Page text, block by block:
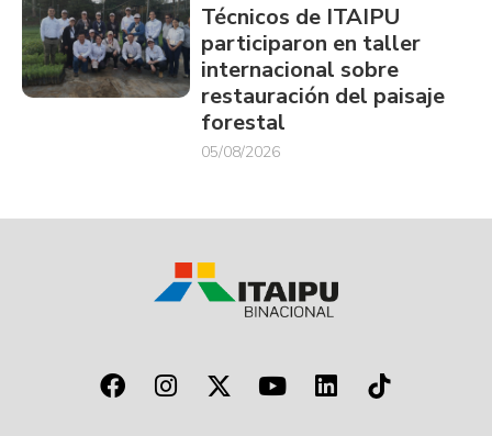
Técnicos de ITAIPU
participaron en taller
internacional sobre
restauración del paisaje
forestal
05/08/2026